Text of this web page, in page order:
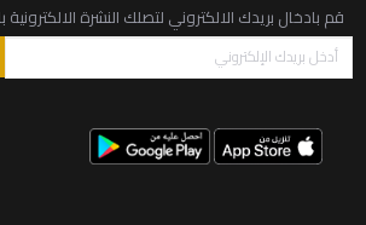
قم بادخال بريدك الالكتروني لتصلك النشرة الالكترونية